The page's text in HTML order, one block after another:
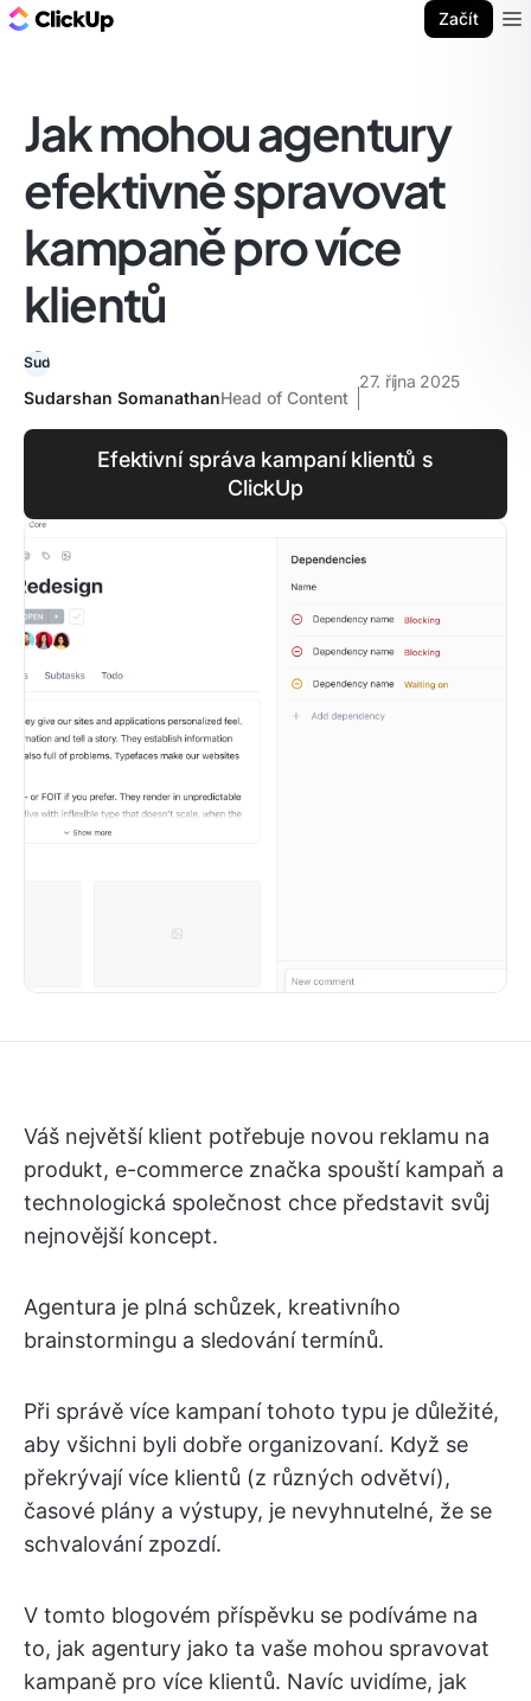
Začít
Jak mohou agentury
efektivně spravovat
kampaně pro více
klientů
Sudarshan SomanathanHead of Content
27. října 2025
Efektivní správa kampaní klientů s
ClickUp
Váš největší klient potřebuje novou reklamu na
produkt, e-commerce značka spouští kampaň a
technologická společnost chce představit svůj
nejnovější koncept.
Agentura je plná schůzek, kreativního
brainstormingu a sledování termínů.
Při správě více kampaní tohoto typu je důležité,
aby všichni byli dobře organizovaní. Když se
překrývají více klientů (z různých odvětví),
časové plány a výstupy, je nevyhnutelné, že se
schvalování zpozdí.
V tomto blogovém příspěvku se podíváme na
to, jak agentury jako ta vaše mohou spravovat
kampaně pro více klientů. Navíc uvidíme, jak